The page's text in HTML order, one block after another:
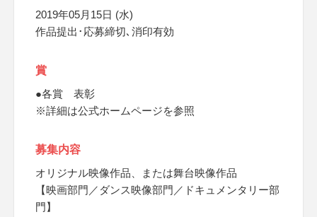
2019年05月15日 (水)
作品提出･応募締切､消印有効
賞
●各賞 表彰
※詳細は公式ホームページを参照
募集内容
オリジナル映像作品、または舞台映像作品
【映画部門／ダンス映像部門／ドキュメンタリー部
門】